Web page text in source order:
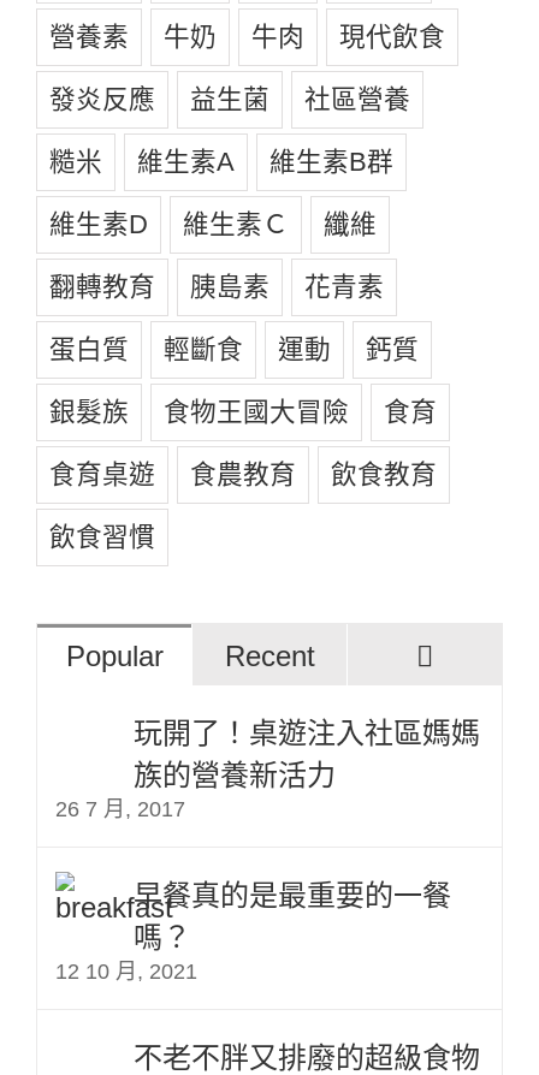
營養素 牛奶 牛肉 現代飲食
發炎反應 益生菌 社區營養
糙米 維生素A 維生素B群
維生素D 維生素Ｃ 纖維
翻轉教育 胰島素 花青素
蛋白質 輕斷食 運動 鈣質
銀髮族 食物王國大冒險 食育
食育桌遊 食農教育 飲食教育
飲食習慣
Popular Recent
玩開了！桌遊注入社區媽媽
族的營養新活力
26 7 月, 2017
早餐真的是最重要的一餐
嗎？
12 10 月, 2021
不老不胖又排廢的超級食物